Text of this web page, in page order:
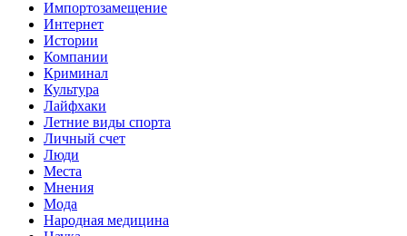
Импортозамещение
Интернет
Истории
Компании
Криминал
Культура
Лайфхаки
Летние виды спорта
Личный счет
Люди
Места
Мнения
Мода
Народная медицина